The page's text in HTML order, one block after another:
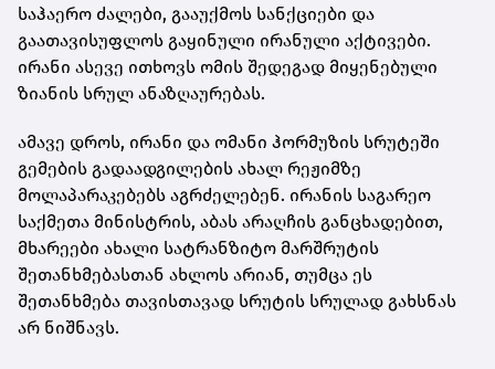
საჰაერო ძალები, გააუქმოს სანქციები და
გაათავისუფლოს გაყინული ირანული აქტივები.
ირანი ასევე ითხოვს ომის შედეგად მიყენებული
ზიანის სრულ ანაზღაურებას.
ამავე დროს, ირანი და ომანი ჰორმუზის სრუტეში
გემების გადაადგილების ახალ რეჟიმზე
მოლაპარაკებებს აგრძელებენ. ირანის საგარეო
საქმეთა მინისტრის, აბას არაღჩის განცხადებით,
მხარეები ახალი სატრანზიტო მარშრუტის
შეთანხმებასთან ახლოს არიან, თუმცა ეს
შეთანხმება თავისთავად სრუტის სრულად გახსნას
არ ნიშნავს.